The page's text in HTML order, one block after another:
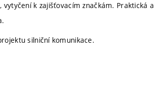
k zajišťovacím značkám. Praktická
silniční komunikace.